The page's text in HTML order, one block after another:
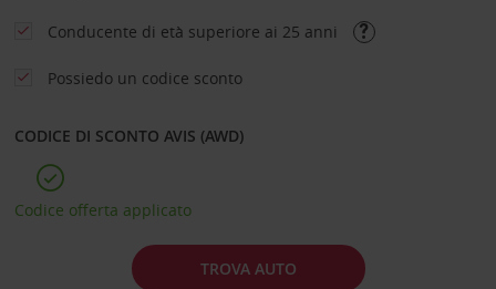
Conducente di età superiore ai 25 anni
Possiedo un codice sconto
CODICE DI SCONTO AVIS (AWD)
Codice offerta applicato
TROVA AUTO